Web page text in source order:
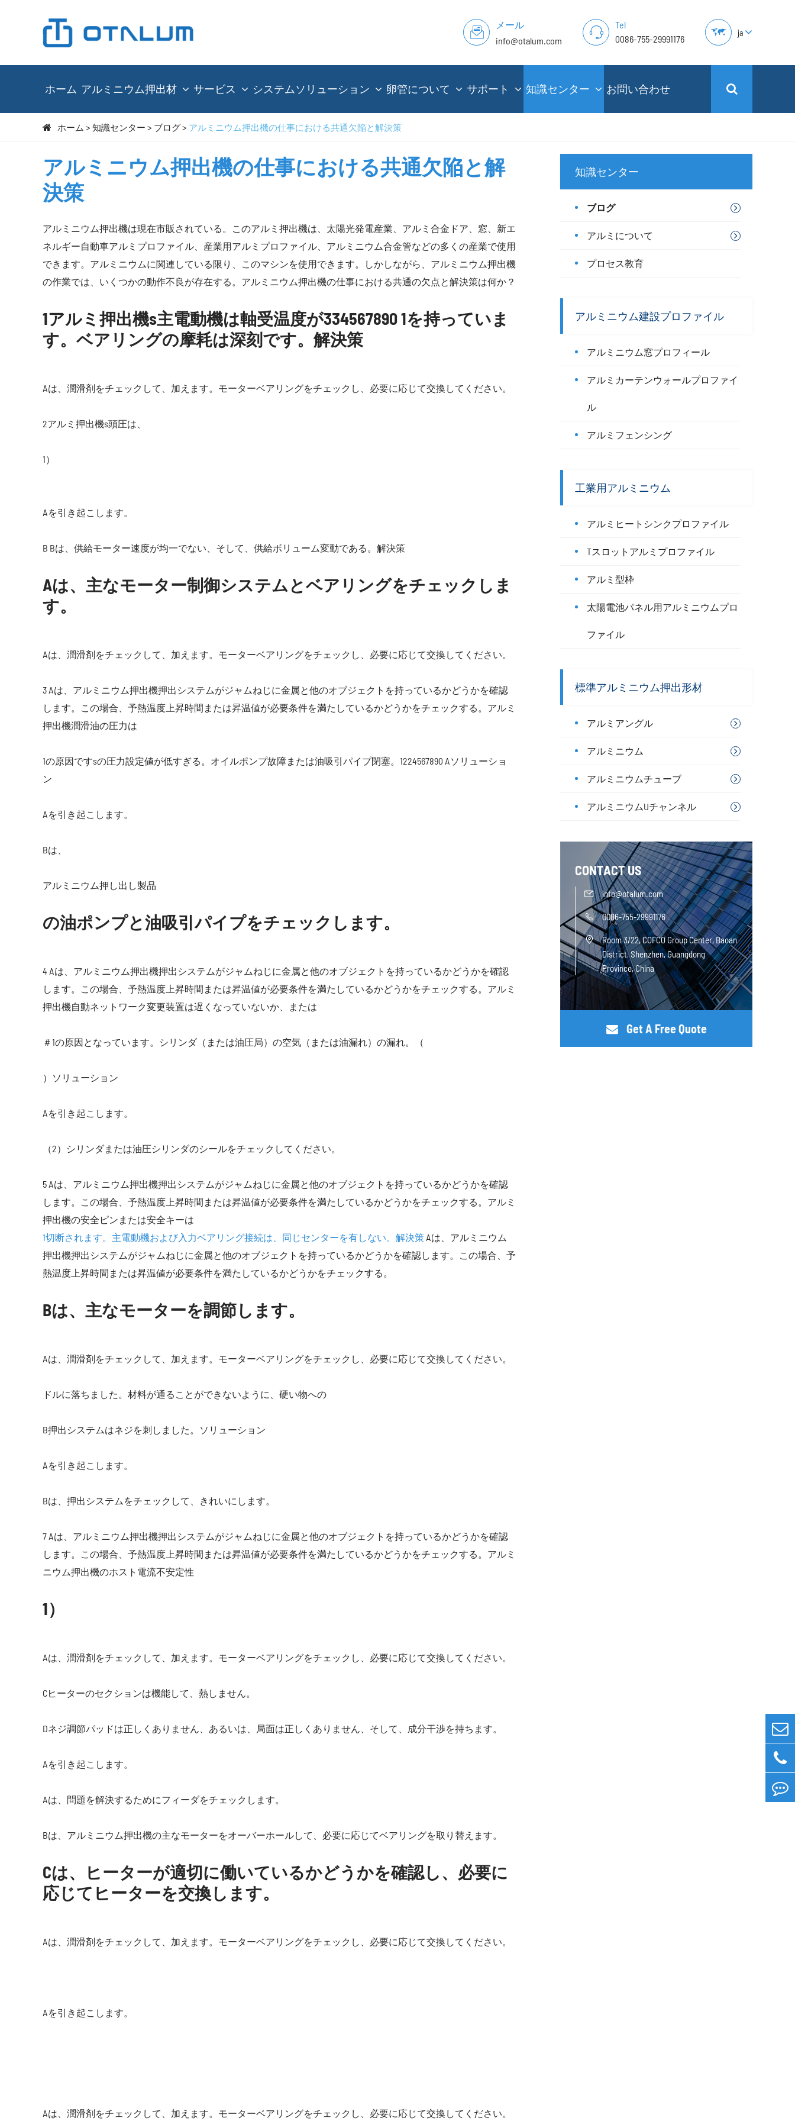
メール
info@otalum.com
Tel
0086-755-29991176
ja
ホーム アルミニウム押出材 サービス システムソリューション 卵管について サポート 知識センター お問い合わせ
ホーム 知識センター ブログ アルミニウム押出機の仕事における共通欠陥と解決策
アルミニウム押出機の仕事における共通欠陥と解
決策
アルミニウム押出機は現在市販されている。このアルミ押出機は、太陽光発電産業、アルミ合金ドア、窓、新エ
ネルギー自動車アルミプロファイル、産業用アルミプロファイル、アルミニウム合金管などの多くの産業で使用
できます。アルミニウムに関連している限り、このマシンを使用できます。しかしながら、アルミニウム押出機
の作業では、いくつかの動作不良が存在する。アルミニウム押出機の仕事における共通の欠点と解決策は何か？
1アルミ押出機s主電動機は軸受温度が334567890 1を持っていま
す。ベアリングの摩耗は深刻です。解決策
Aは、潤滑剤をチェックして、加えます。モーターベアリングをチェックし、必要に応じて交換してください。
2アルミ押出機s頭圧は、
1）
Aを引き起こします。
B Bは、供給モーター速度が均一でない、そして、供給ボリューム変動である。解決策
Aは、主なモーター制御システムとベアリングをチェックしま
す。
Aは、潤滑剤をチェックして、加えます。モーターベアリングをチェックし、必要に応じて交換してください。
3 Aは、アルミニウム押出機押出システムがジャムねじに金属と他のオブジェクトを持っているかどうかを確認
します。この場合、予熱温度上昇時間または昇温値が必要条件を満たしているかどうかをチェックする。アルミ
押出機潤滑油の圧力は
1の原因ですsの圧力設定値が低すぎる。オイルポンプ故障または油吸引パイプ閉塞。1224567890 Aソリューショ
ン
Aを引き起こします。
Bは、
アルミニウム押し出し製品
の油ポンプと油吸引パイプをチェックします。
4 Aは、アルミニウム押出機押出システムがジャムねじに金属と他のオブジェクトを持っているかどうかを確認
します。この場合、予熱温度上昇時間または昇温値が必要条件を満たしているかどうかをチェックする。アルミ
押出機自動ネットワーク変更装置は遅くなっていないか、または
＃1の原因となっています。シリンダ（または油圧局）の空気（または油漏れ）の漏れ。（
）ソリューション
Aを引き起こします。
（2）シリンダまたは油圧シリンダのシールをチェックしてください。
5 Aは、アルミニウム押出機押出システムがジャムねじに金属と他のオブジェクトを持っているかどうかを確認
します。この場合、予熱温度上昇時間または昇温値が必要条件を満たしているかどうかをチェックする。アルミ
押出機の安全ピンまたは安全キーは
1切断されます。主電動機および入力ベアリング接続は、同じセンターを有しない。解決策 Aは、アルミニウム
押出機押出システムがジャムねじに金属と他のオブジェクトを持っているかどうかを確認します。この場合、予
熱温度上昇時間または昇温値が必要条件を満たしているかどうかをチェックする。
Bは、主なモーターを調節します。
Aは、潤滑剤をチェックして、加えます。モーターベアリングをチェックし、必要に応じて交換してください。
ドルに落ちました。材料が通ることができないように、硬い物への
B押出システムはネジを刺しました。ソリューション
Aを引き起こします。
Bは、押出システムをチェックして、きれいにします。
7 Aは、アルミニウム押出機押出システムがジャムねじに金属と他のオブジェクトを持っているかどうかを確認
します。この場合、予熱温度上昇時間または昇温値が必要条件を満たしているかどうかをチェックする。アルミ
ニウム押出機のホスト電流不安定性
1）
Aは、潤滑剤をチェックして、加えます。モーターベアリングをチェックし、必要に応じて交換してください。
Cヒーターのセクションは機能して、熱しません。
Dネジ調節パッドは正しくありません、あるいは、局面は正しくありません、そして、成分干渉を持ちます。
Aを引き起こします。
Aは、問題を解決するためにフィーダをチェックします。
Bは、アルミニウム押出機の主なモーターをオーバーホールして、必要に応じてベアリングを取り替えます。
Cは、ヒーターが適切に働いているかどうかを確認し、必要に
応じてヒーターを交換します。
Aは、潤滑剤をチェックして、加えます。モーターベアリングをチェックし、必要に応じて交換してください。
Aを引き起こします。
Aは、潤滑剤をチェックして、加えます。モーターベアリングをチェックし、必要に応じて交換してください。
知識センター
ブログ
アルミについて
プロセス教育
アルミニウム建設プロファイル
アルミニウム窓プロフィール
アルミカーテンウォールプロファイ
ル
アルミフェンシング
工業用アルミニウム
アルミヒートシンクプロファイル
Tスロットアルミプロファイル
アルミ型枠
太陽電池パネル用アルミニウムプロ
ファイル
標準アルミニウム押出形材
アルミアングル
アルミニウム
アルミニウムチューブ
アルミニウムUチャンネル
CONTACT US
 info@otalum.com
 0086-755-29991176

Room 3/22, COFCO Group Center, Baoan
District, Shenzhen, Guangdong
Province, China
Get A Free Quote